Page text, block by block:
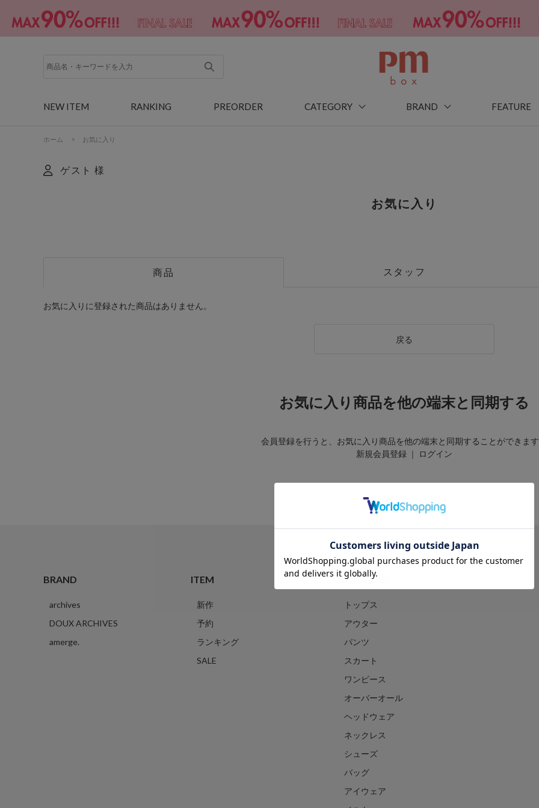
NEW ITEM RANKING PREORDER CATEGORY BRAND FEATURE
ホーム > お気に入り
ゲスト 様
お気に入り
商品 スタッフ
お気に入りに登録された商品はありません。
戻る
お気に入り商品を他の端末と同期する
会員登録を行うと、お気に入り商品を他の端末と同期することができます
新規会員登録 ｜ ログイン
BRAND
archives
DOUX ARCHIVES
amerge.
ITEM
新作
予約
ランキング
SALE
CATEGORY
トップス
アウター
パンツ
スカート
ワンピース
オーバーオール
ヘッドウェア
ネックレス
シューズ
バッグ
アイウェア